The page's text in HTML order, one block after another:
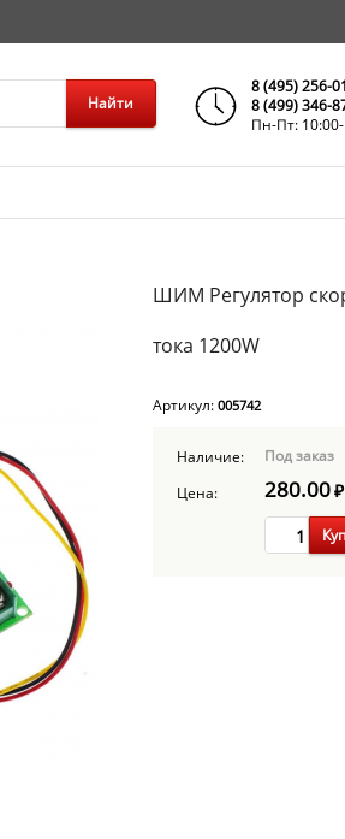
Найти
8 (495) 256-
8 (499) 346-
Пн-Пт:
ШИМ Регулятор
тока 1200W
Артикул: 005742
Наличие: Под заказ
Цена:
280.00₽